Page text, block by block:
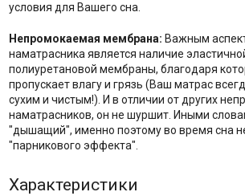
условия для Вашего сна.
Непромокаемая мембрана: Важным
наматрасника является наличие
полиуретановой мембраны, благодаря
пропускает влагу и грязь (Ваш матрас
сухим и чистым!). И в отличии от других
наматрасников, он не шуршит. Иными
"дышащий", именно поэтому во время сна
"парникового эффекта".
Характеристики